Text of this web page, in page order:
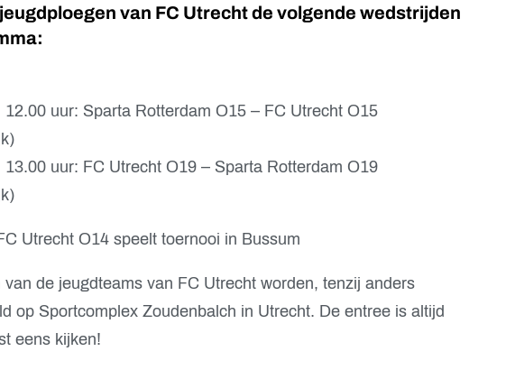
van FC Utrecht de volgende wedstrijden
uur: Sparta Rotterdam O15 – FC Utrecht O15
uur: FC Utrecht O19 – Sparta Rotterdam O19
Utrecht O14 speelt toernooi in Bussum
de jeugdteams van FC Utrecht worden, tenzij anders
op Sportcomplex Zoudenbalch in Utrecht. De entree is altijd
eens kijken!